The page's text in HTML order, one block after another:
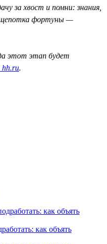
за хвост и помни: знания,
фортуны —
этот этап будет
.
как объять